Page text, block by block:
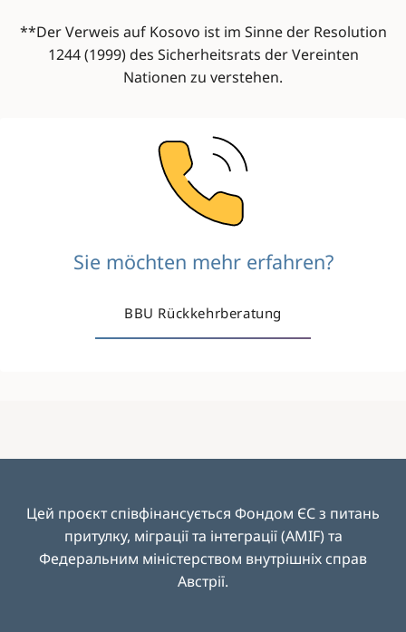
**Der Verweis auf Kosovo ist im Sinne der Resolution
1244 (1999) des Sicherheitsrats der Vereinten
Nationen zu verstehen.
Sie möchten mehr erfahren?
BBU Rückkehrberatung
Цей проєкт співфінансується Фондом ЄС з питань
притулку, міграції та інтеграції (AMIF) та
Федеральним міністерством внутрішніх справ
Австрії.